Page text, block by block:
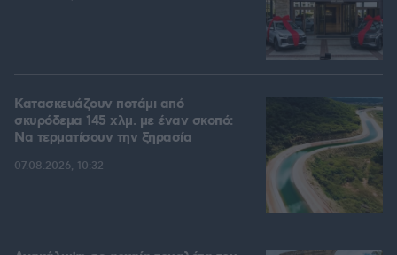
Κατασκευάζουν ποτάμι από
σκυρόδεμα 145 χλμ. με έναν σκοπό:
Να τερματίσουν την ξηρασία
07.08.2026, 10:32